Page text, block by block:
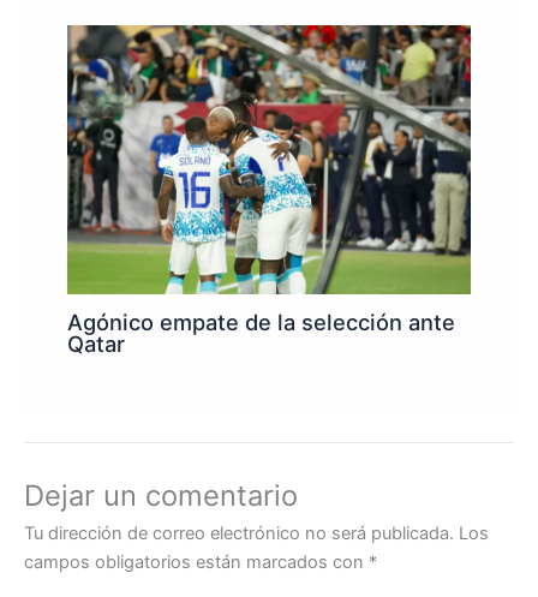
Agónico empate de la selección ante
Qatar
Dejar un comentario
Tu dirección de correo electrónico no será publicada. Los
campos obligatorios están marcados con *